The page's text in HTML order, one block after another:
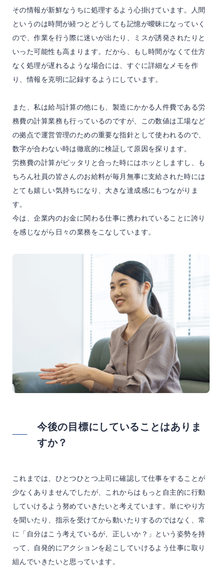
その情報が新鮮なうちに処理するよう心掛けています。人間
というのは時間が経つとどうしても記憶が曖昧になっていく
ので、作業を行う際に迷いが出たり、ミスが誘発されたりと
いった可能性も高まります。だから、もし時間がなくて仕方
なく処理が遅れるような場合には、すぐに詳細なメモを作
り、情報を克明に記録するようにしています。
また、私は給与計算の他にも、製造にかかる人件費である労
務費の計算業務も行っているのですが、この数値は工場など
の拠点で運営管理のための重要な指針として使われるので、
数字が合わない時は徹底的に検証して原因を探ります。
労務費の計算がピッタリと合った時にはホッとしますし、も
ちろん社員の皆さんのお給料が毎月無事に支給された時には
とても嬉しい気持ちになり、大きな達成感にもつながりま
す。
今は、企業内のお金に関わる仕事に携われていることに誇り
を感じながら日々の業務をこなしています。
今後の目標にしていることはありま
すか？
これまでは、ひとつひとつ上司に確認して仕事をすることが
少なくありませんでしたが、これからはもっと自主的に行動
していけるよう努めていきたいと考えています。単にやり方
を聞いたり、指示を受けてから動いたりするのではなく、常
に「自分はこう考えているが、正しいか？」という姿勢を持
って、自発的にアクションを起こしていけるよう仕事に取り
組んでいきたいと思っています。